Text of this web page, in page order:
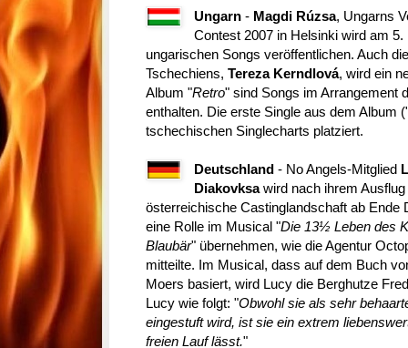
Ungarn - Magdi Rúzsa, Ungarns
Contest 2007 in Helsinki wird am
ungarischen Songs veröffentlichen. Auch
Tschechiens, Tereza Kerndlová, wird ein
Album "Retro" sind Songs im Arrangement
enthalten. Die erste Single aus dem Album
tschechischen Singlecharts platziert.
Deutschland - No Angels-Mitglied
Diakovksawird nach ihrem Ausflug
österreichische Castinglandschaft ab Ende
eine Rolle im Musical "Die 13½ Leben des
Blaubär" übernehmen, wie die Agentur
mitteilte. Im Musical, dass auf dem Buch
Moers basiert, wird Lucy die Berghutze
Lucy wie folgt: "Obwohl sie als sehr
eingestuft wird, ist sie ein extrem
freien Lauf lässt."